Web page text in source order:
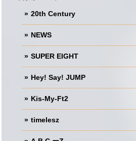
20th Century
NEWS
SUPER EIGHT
Hey! Say! JUMP
Kis-My-Ft2
timelesz